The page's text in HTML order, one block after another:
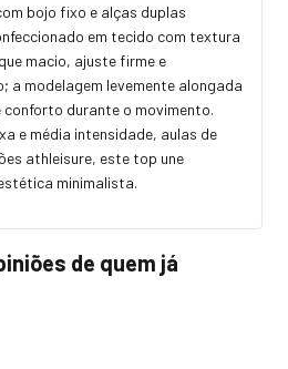
bojo fixo e alças duplas
em tecido com textura
macio, ajuste firme e
modelagem levemente alongada
durante o movimento.
e média intensidade, aulas de
athleisure, este top une
minimalista.
de quem já